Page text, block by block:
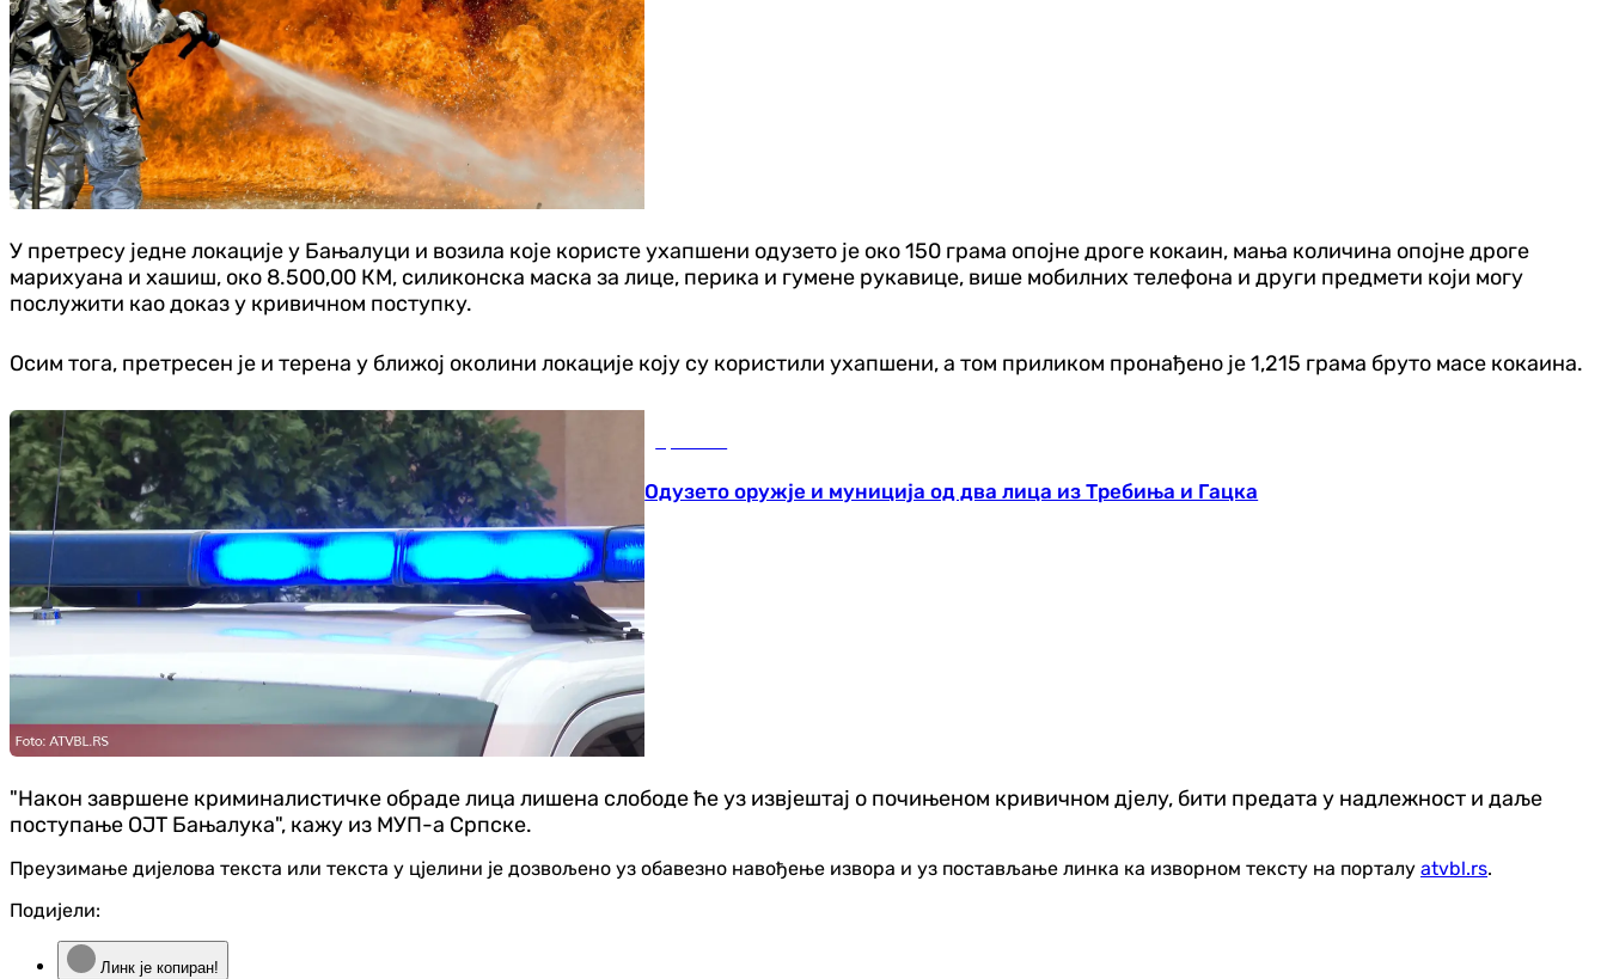
У претресу једне локације у Бањалуци и возила које користе ухапшени одузето је око 150 грама опојне дроге кокаин, мања количина опојне дроге
марихуана и хашиш, око 8.500,00 КМ, силиконска маска за лице, перика и гумене рукавице, више мобилних телефона и други предмети који могу
послужити као доказ у кривичном поступку.
Осим тога, претресен је и терена у ближој околини локације коју су користили ухапшени, а том приликом пронађено је 1,215 грама бруто масе кокаина.
Одузето оружје и муниција од два лица из Требиња и Гацка
"Након завршене криминалистичке обраде лица лишена слободе ће уз извјештај о почињеном кривичном дјелу, бити предата у надлежност и даље
поступање ОЈТ Бањалука", кажу из МУП-а Српске.
Преузимање дијелова текста или текста у цјелини је дозвољено уз обавезно навођење извора и уз постављање линка ка изворном тексту на порталу atvbl.rs.
Подијели:
Линк је копиран!